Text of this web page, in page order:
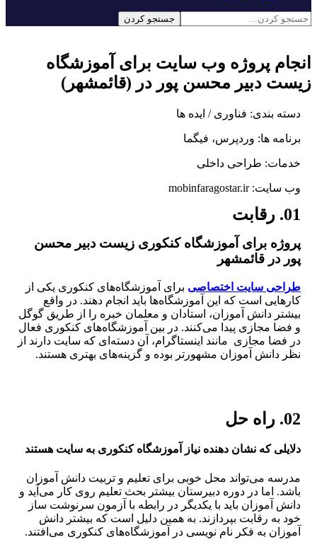
انجام پروژه وب سایت برای آموزشگاه
زیست دبیر محسن پور در (قائمشهر)
دسته بندی: فناوری / ایده ها
برنامه ها: وردپرس، فیگما
خدمات: طراحی داخلی
وب سایت: mobinfaragostar.ir
01. رقابت
پروژه برای آموزشگاه کنکوری زیست دبیر محسن
پور در قائمشهر
طراحی سایت اختصاصی برای آموزشگاه‌های کنکوری یکی از
کارهایی است که این آموزشگاه‌ها باید انجام دهند. در واقع
بیشتر دانش آموزان، استادان و معلمان خبره را از طریق گوگل
و فضا مجازی پیدا می‌کنند. در بین آموزشگاه‌های کنکوری فعال
در فضا مجازی مانند اینستاگرام، آن دسته‌ای که سایت دارند از
نظر دانش آموزان مشهورتر بوده و گزینه‌های بهتری هستند.
02. راه حل
دلایلی که نشان دهنده نیاز آموزشگاه کنکوری به سایت هستند
مدرسه می‌تواند محل خوبی برای تعلیم و تربیت دانش آموزان
باشد. اما در دوره دبیرستان بیشتر بحث تعلیم روی کار می‌آید و
دانش آموزان باید با یکدیگر در رابطه با آزمون سرنوشت ساز
خود به رقابت بپردازند. به همین دلیل است که بیشتر دانش
آموزان به فکر نام نویسی در آموزشگاه‌های کنکوری می‌افتند.